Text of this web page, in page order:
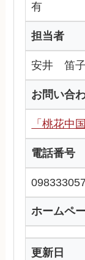
有
担当者
安井 笛子
お問い合
「桃花中
電話番号
ホームペ
更新日